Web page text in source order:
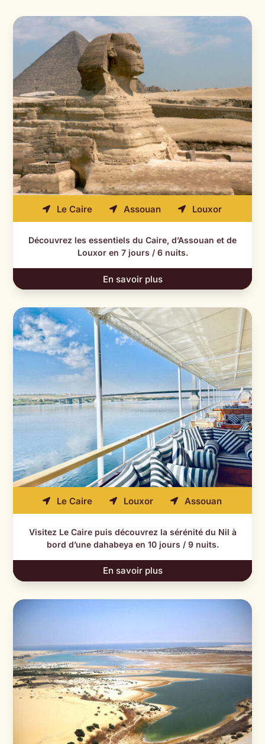
 Le Caire  Assouan  Louxor
Découvrez les essentiels du Caire, d’Assouan et de
Louxor en 7 jours / 6 nuits.
En savoir plus
 Le Caire  Louxor  Assouan
Visitez Le Caire puis découvrez la sérénité du Nil à
bord d’une dahabeya en 10 jours / 9 nuits.
En savoir plus